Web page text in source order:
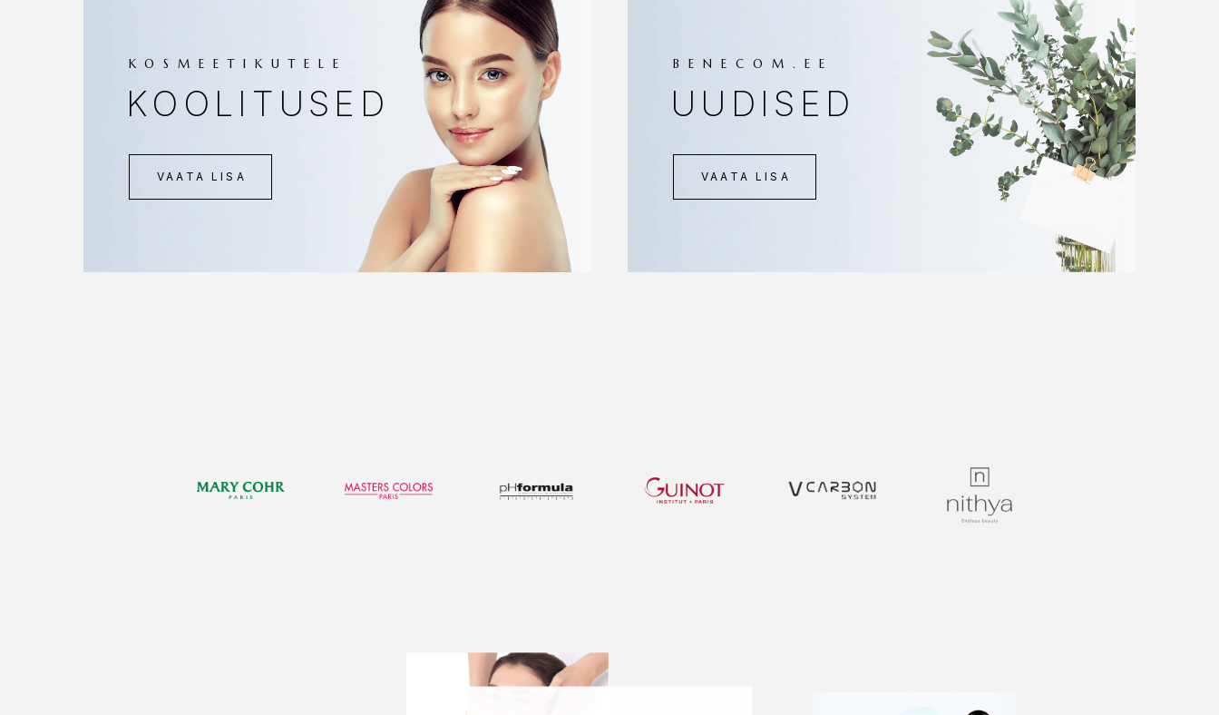
KOSMEETIKUTELE
KOOLITUSED
VAATA LISA
BENECOM.EE
UUDISED
VAATA LISA